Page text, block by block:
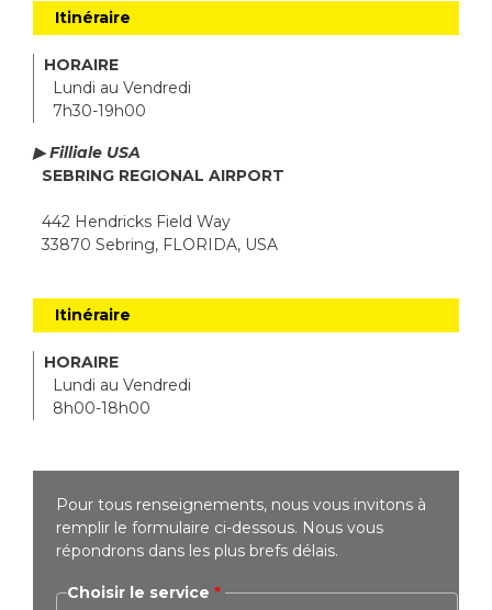
Itinéraire
HORAIRE
Lundi au Vendredi
7h30-19h00
▶ Filliale USA
SEBRING REGIONAL AIRPORT
442 Hendricks Field Way
33870 Sebring, FLORIDA, USA
Itinéraire
HORAIRE
Lundi au Vendredi
8h00-18h00
Pour tous renseignements, nous vous invitons à
remplir le formulaire ci-dessous. Nous vous
répondrons dans les plus brefs délais.
Choisir le service